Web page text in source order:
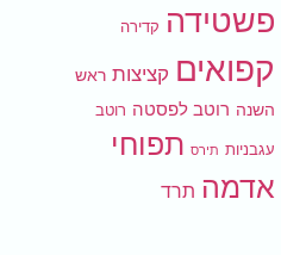
פשטידה קדירה
קפואים קציצות ראש
השנה רוטב לפסטה רוטב
עגבניות תירס תפוחי
אדמה תרד